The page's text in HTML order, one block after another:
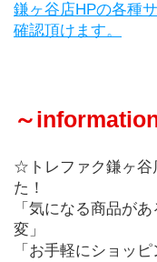
鎌ヶ谷店HPの各種
確認頂けます。
～
☆トレファク鎌ヶ谷
た！
「気になる商品が
変」
「お手軽にショッ